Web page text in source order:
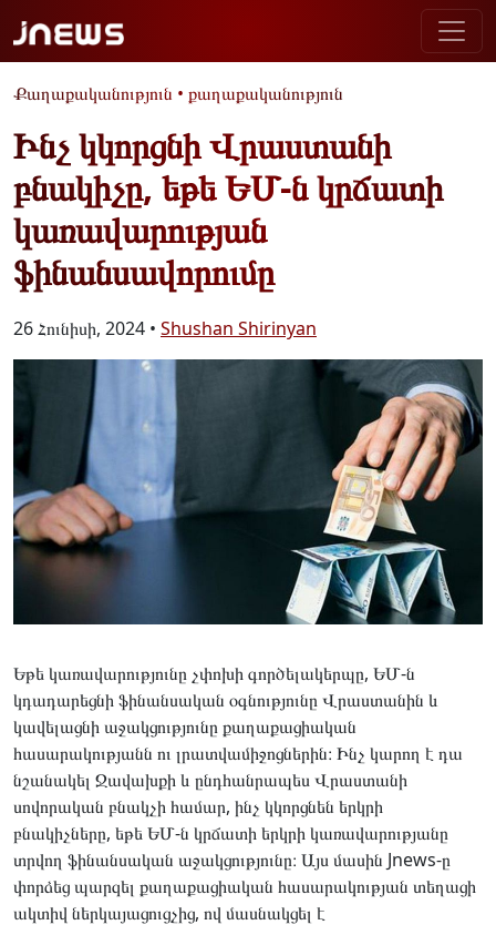
Քաղաքականություն • քաղաքականություն
Ինչ կկորցնի Վրաստանի
բնակիչը, եթե ԵՄ-ն կրճատի
կառավարության
ֆինանսավորումը
26 Հունիսի, 2024 • Shushan Shirinyan
Եթե կառավարությունը չփոխի գործելակերպը, ԵՄ-ն
կդադարեցնի ֆինանսական օգնությունը Վրաստանին և
կավելացնի աջակցությունը քաղաքացիական
հասարակությանն ու լրատվամիջոցներին։ Ինչ կարող է դա
նշանակել Ջավախքի և ընդհանրապես Վրաստանի
սովորական բնակչի համար, ինչ կկորցնեն երկրի
բնակիչները, եթե ԵՄ-ն կրճատի երկրի կառավարությանը
տրվող ֆինանսական աջակցությունը։ Այս մասին Jnews-ը
փորձեց պարզել քաղաքացիական հասարակության տեղացի
ակտիվ ներկայացուցչից, ով մասնակցել է